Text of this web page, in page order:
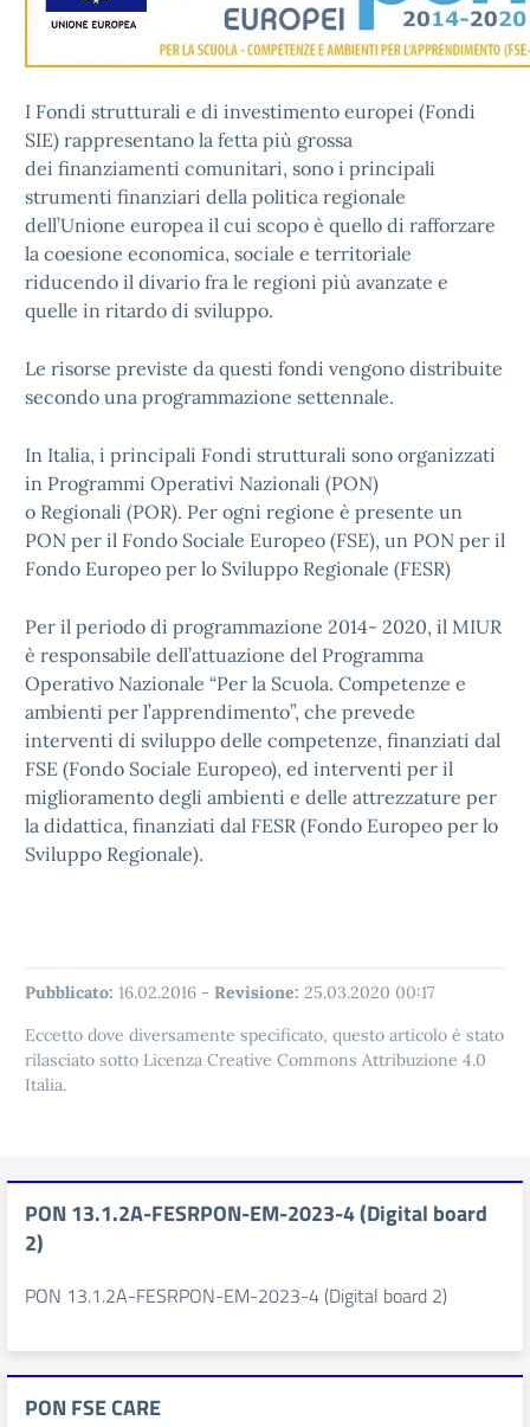
I Fondi strutturali e di investimento europei (Fondi
SIE) rappresentano la fetta più grossa
dei finanziamenti comunitari, sono i principali
strumenti finanziari della politica regionale
dell’Unione europea il cui scopo è quello di rafforzare
la coesione economica, sociale e territoriale
riducendo il divario fra le regioni più avanzate e
quelle in ritardo di sviluppo.
Le risorse previste da questi fondi vengono distribuite
secondo una programmazione settennale.
In Italia, i principali Fondi strutturali sono organizzati
in Programmi Operativi Nazionali (PON)
o Regionali (POR). Per ogni regione è presente un
PON per il Fondo Sociale Europeo (FSE), un PON per il
Fondo Europeo per lo Sviluppo Regionale (FESR)
Per il periodo di programmazione 2014- 2020, il MIUR
è responsabile dell’attuazione del Programma
Operativo Nazionale “Per la Scuola. Competenze e
ambienti per l’apprendimento”, che prevede
interventi di sviluppo delle competenze, finanziati dal
FSE (Fondo Sociale Europeo), ed interventi per il
miglioramento degli ambienti e delle attrezzature per
la didattica, finanziati dal FESR (Fondo Europeo per lo
Sviluppo Regionale).
Pubblicato: 16.02.2016 - Revisione: 25.03.2020 00:17
Eccetto dove diversamente specificato, questo articolo è stato
rilasciato sotto Licenza Creative Commons Attribuzione 4.0
Italia.
PON 13.1.2A-FESRPON-EM-2023-4 (Digital board
2)
PON 13.1.2A-FESRPON-EM-2023-4 (Digital board 2)
PON FSE CARE